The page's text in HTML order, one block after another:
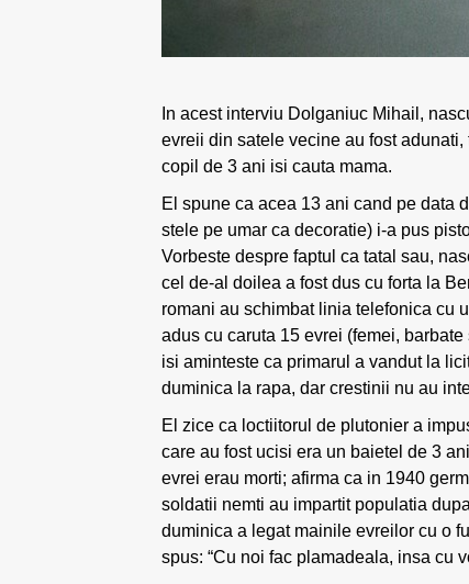
In acest interviu Dolganiuc Mihail,
evreii din satele vecine au fost
copil de 3 ani isi cauta mama.
El spune ca acea 13 ani cand pe data
stele pe umar ca decoratie) i-a pus
Vorbeste despre faptul ca tatal sau,
cel de-al doilea a fost dus cu forta la
romani au schimbat linia telefonica cu
adus cu caruta 15 evrei (femei,
isi aminteste ca primarul a vandut la
duminica la rapa, dar crestinii nu au
El zice ca loctiitorul de plutonier a
care au fost ucisi era un baietel de 3
evrei erau morti; afirma ca in 1940
soldatii nemti au impartit populatia
duminica a legat mainile evreilor cu o
spus: “Cu noi fac plamadeala, insa cu